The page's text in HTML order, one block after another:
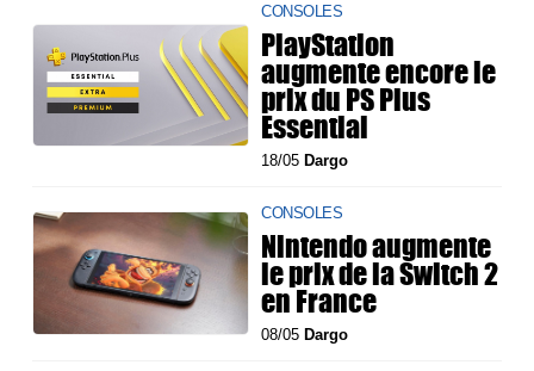
CONSOLES
PlayStation
augmente encore le
prix du PS Plus
Essential
18/05Dargo
CONSOLES
Nintendo augmente
le prix de la Switch 2
en France
08/05Dargo